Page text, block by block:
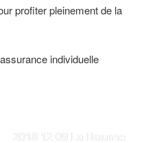
profiter pleinement de la
individuelle
2018 12 09 La Baume